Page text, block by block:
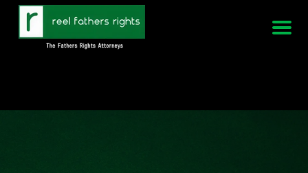
951-339-3826
Estamos disponibles 24/7